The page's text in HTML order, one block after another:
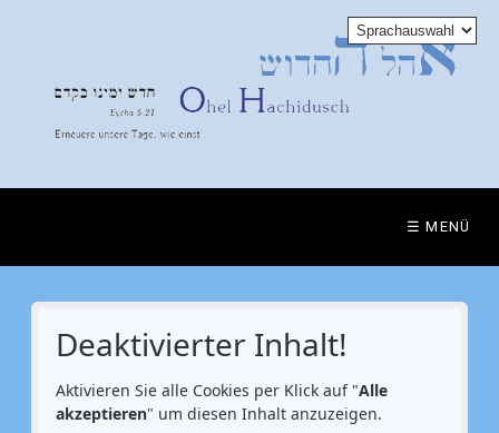
☰ MENÜ
Deaktivierter Inhalt!
Aktivieren Sie alle Cookies per Klick auf "Alle
akzeptieren" um diesen Inhalt anzuzeigen.